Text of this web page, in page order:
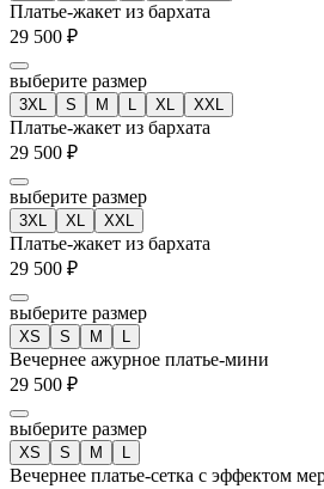
Платье-жакет из бархата
29 500 ₽
выберите размер
3XL S M L XL XXL
Платье-жакет из бархата
29 500 ₽
выберите размер
3XL XL XXL
Платье-жакет из бархата
29 500 ₽
выберите размер
XS S M L
Вечернее ажурное платье-мини
29 500 ₽
выберите размер
XS S M L
Вечернее платье-сетка с эффектом